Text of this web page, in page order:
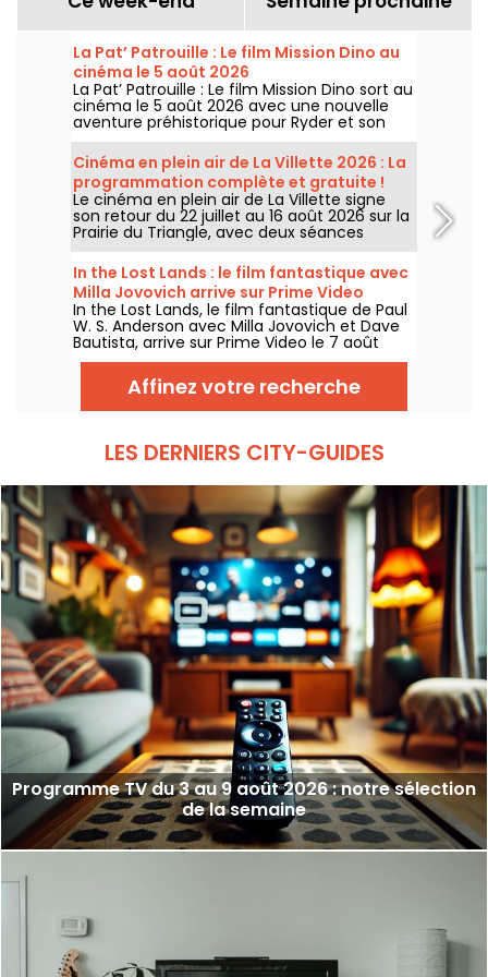
La Pat’ Patrouille : Le film Mission Dino au
cinéma le 5 août 2026
La Pat’ Patrouille : Le film Mission Dino sort au
cinéma le 5 août 2026 avec une nouvelle
aventure préhistorique pour Ryder et son
équipe.
Cinéma en plein air de La Villette 2026 : La
programmation complète et gratuite !
Le cinéma en plein air de La Villette signe
son retour du 22 juillet au 16 août 2026 sur la
Prairie du Triangle, avec deux séances
gratuites par jour, à 18h et 21h. Pour cette
35e édition, le festival met à l’honneur le
thème “L’appel de la forêt”. Découvrez la
programmation complète et gratuite !
In the Lost Lands : le film fantastique avec
Milla Jovovich arrive sur Prime Video
In the Lost Lands, le film fantastique de Paul
W. S. Anderson avec Milla Jovovich et Dave
Bautista, arrive sur Prime Video le 7 août
2026.
Affinez votre recherche
LES DERNIERS CITY-GUIDES
Programme TV du 3 au 9 août 2026 : notre sélection
de la semaine